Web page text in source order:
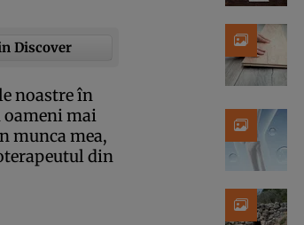
Discover
noastre în
oameni mai
munca mea,
din